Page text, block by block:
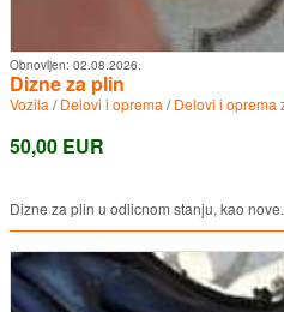
Obnovljen: 02.08.2026.
Dizne za plin
Vozila /Delovi i oprema /Delovi i oprema
50,00 EUR
Dizne za plin u odlicnom stanju, kao